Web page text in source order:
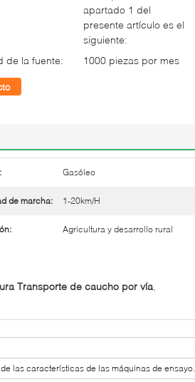
apartado 1 del
presente artículo es el
siguiente:
de la fuente:
1000 piezas por mes
Gasóleo
de marcha: 1-20km/H
Agricultura y desarrollo rural
Transporte de caucho por vía,
las características de las máquinas de ensayo.